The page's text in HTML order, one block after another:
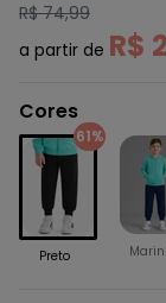
R$ 74,99
a partir de R$
Cores
61%
Preto